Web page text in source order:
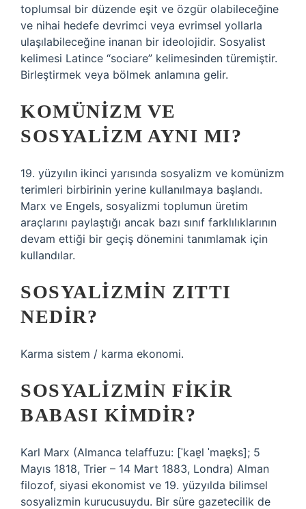
toplumsal bir düzende eşit ve özgür olabileceğine
ve nihai hedefe devrimci veya evrimsel yollarla
ulaşılabileceğine inanan bir ideolojidir. Sosyalist
kelimesi Latince “sociare” kelimesinden türemiştir.
Birleştirmek veya bölmek anlamına gelir.
KOMÜNIZM VE
SOSYALIZM AYNI MI?
19. yüzyılın ikinci yarısında sosyalizm ve komünizm
terimleri birbirinin yerine kullanılmaya başlandı.
Marx ve Engels, sosyalizmi toplumun üretim
araçlarını paylaştığı ancak bazı sınıf farklılıklarının
devam ettiği bir geçiş dönemini tanımlamak için
kullandılar.
SOSYALIZMIN ZITTI
NEDIR?
Karma sistem / karma ekonomi.
SOSYALIZMIN FIKIR
BABASI KIMDIR?
Karl Marx (Almanca telaffuzu: [ˈkaɐ̯l ˈmaɐ̯ks]; 5
Mayıs 1818, Trier – 14 Mart 1883, Londra) Alman
filozof, siyasi ekonomist ve 19. yüzyılda bilimsel
sosyalizmin kurucusuydu. Bir süre gazetecilik de